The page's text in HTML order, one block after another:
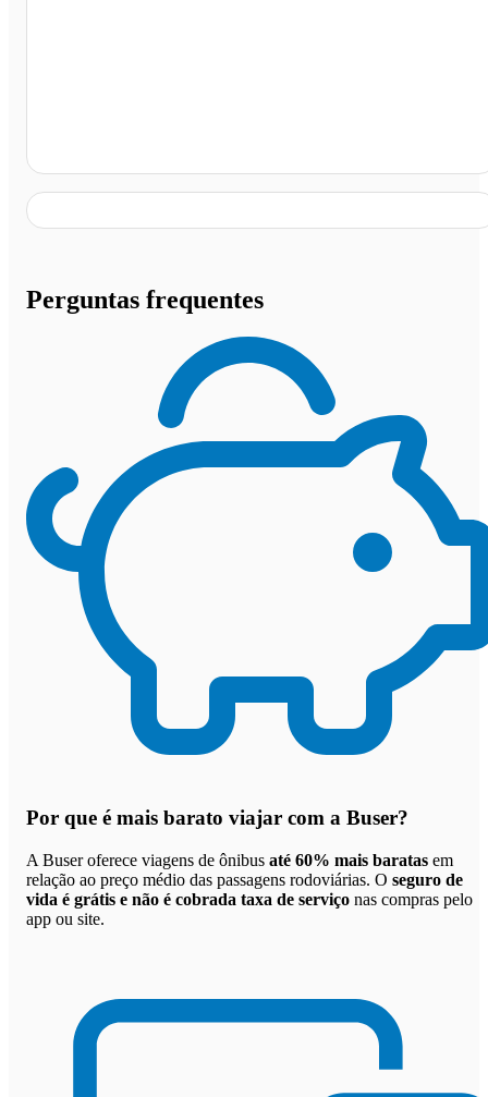
Perguntas frequentes
Por que é mais barato viajar com a Buser?
A Buser oferece viagens de ônibus até 60% mais baratas em
relação ao preço médio das passagens rodoviárias. O seguro de
vida é grátis e não é cobrada taxa de serviço nas compras pelo
app ou site.